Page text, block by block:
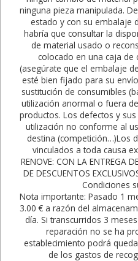
ninguna pieza manipulada.
estado y con su embalaje
habría que consultar la
de material usado o
colocado en una caja de
(asegúrate que el embalaje
esté bien fijado para su
sustitución de consumibles
utilización anormal o fuera
productos. Los defectos y
utilización no conforme al
destina (competición…)Los
vinculados a toda causa
RENOVE: CON LA ENTREGA
DE DESCUENTOS
Condiciones
Nota importante: Pasado 1
3.00 € a razón del
día. Si transcurridos 3
reparación no se ha
establecimiento podrá
de los gastos de